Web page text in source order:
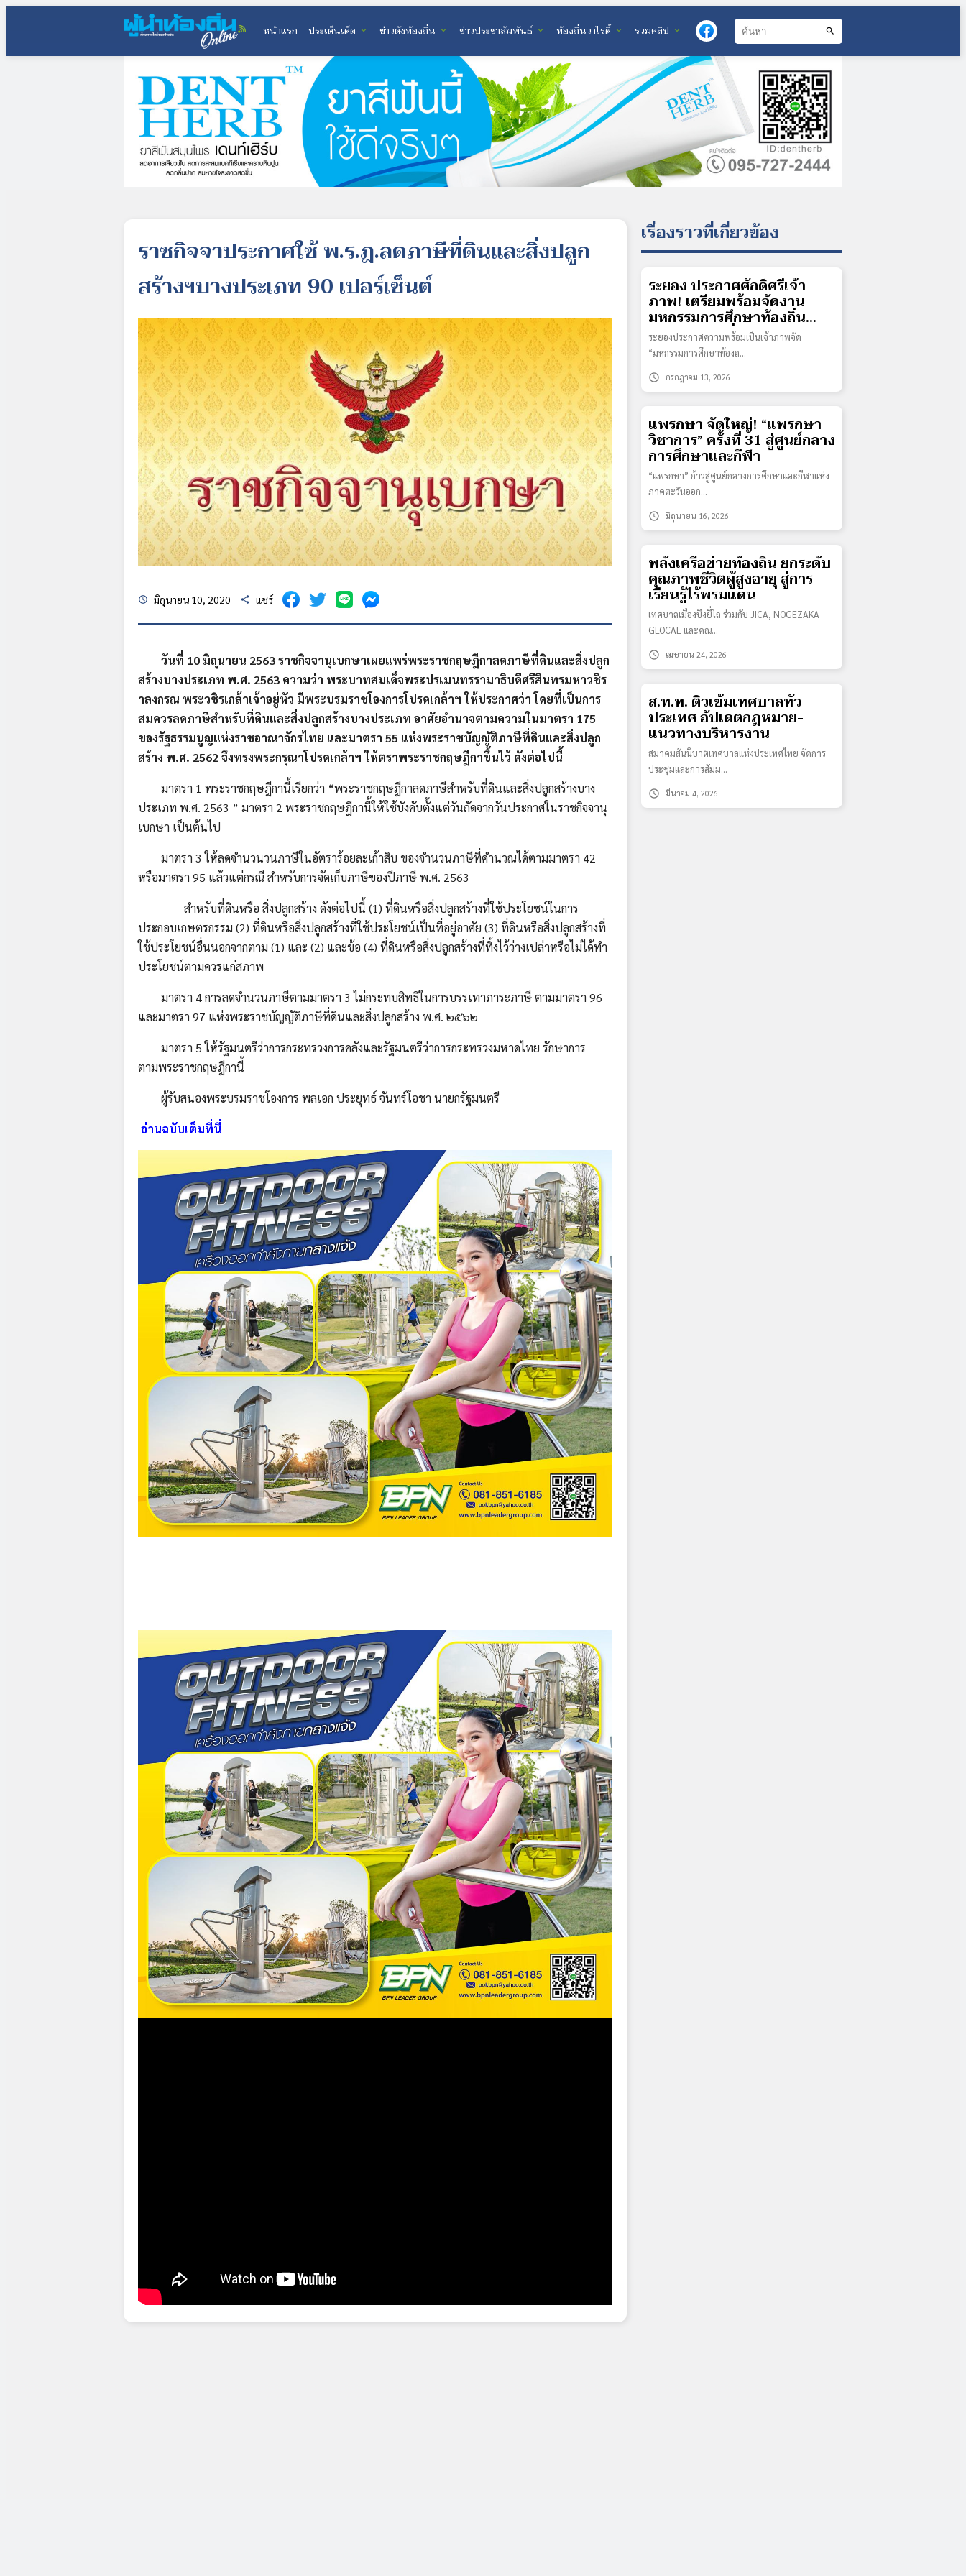
หน้าแรก ประเด็นเด็ด expand_more ข่าวดังท้องถิ่น expand_more ข่าวประชาสัมพันธ์ expand_more ท้องถิ่นวาไรตี้ expand_more รวมคลิป expand_more search
ราชกิจจาประกาศใช้ พ.ร.ฎ.ลดภาษีที่ดินและสิ่งปลูก
สร้างฯบางประเภท 90 เปอร์เซ็นต์
schedule มิถุนายน 10, 2020 share แชร์
วันที่ 10 มิถุนายน 2563 ราชกิจจานุเบกษาเผยแพร่พระราชกฤษฎีกาลดภาษีที่ดินและสิ่งปลูก
สร้างบางประเภท พ.ศ. 2563 ความว่า พระบาทสมเด็จพระปรเมนทรรามาธิบดีศรีสินทรมหาวชิร
าลงกรณ พระวชิรเกล้าเจ้าอยู่หัว มีพระบรมราชโองการโปรดเกล้าฯ ให้ประกาศว่า โดยที่เป็นการ
สมควรลดภาษีสำหรับที่ดินและสิ่งปลูกสร้างบางประเภท อาศัยอำนาจตามความในมาตรา 175
ของรัฐธรรมนูญแห่งราชอาณาจักรไทย และมาตรา 55 แห่งพระราชบัญญัติภาษีที่ดินและสิ่งปลูก
สร้าง พ.ศ. 2562 จึงทรงพระกรุณาโปรดเกล้าฯ ให้ตราพระราชกฤษฎีกาขึ้นไว้ ดังต่อไปนี้
มาตรา 1 พระราชกฤษฎีกานี้เรียกว่า “พระราชกฤษฎีกาลดภาษีสำหรับที่ดินและสิ่งปลูกสร้างบาง
ประเภท พ.ศ. 2563 ” มาตรา 2 พระราชกฤษฎีกานี้ให้ใช้บังคับตั้งแต่วันถัดจากวันประกาศในราชกิจจานุ
เบกษา เป็นต้นไป
มาตรา 3 ให้ลดจำนวนวนภาษีในอัตราร้อยละเก้าสิบ ของจำนวนภาษีที่คำนวณได้ตามมาตรา 42
หรือมาตรา 95 แล้วแต่กรณี สำหรับการจัดเก็บภาษีของปีภาษี พ.ศ. 2563
สำหรับที่ดินหรือ สิ่งปลูกสร้าง ดังต่อไปนี้ (1) ที่ดินหรือสิ่งปลูกสร้างที่ใช้ประโยชน์ในการ
ประกอบเกษตรกรรม (2) ที่ดินหรือสิ่งปลูกสร้างที่ใช้ประโยชน์เป็นที่อยู่อาศัย (3) ที่ดินหรือสิ่งปลูกสร้างที่
ใช้ประโยชน์อื่นนอกจากตาม (1) และ (2) และข้อ (4) ที่ดินหรือสิ่งปลูกสร้างที่ทิ้งไว้ว่างเปล่าหรือไม่ได้ทำ
ประโยชน์ตามควรแก่สภาพ
มาตรา 4 การลดจำนวนภาษีตามมาตรา 3 ไม่กระทบสิทธิในการบรรเทาภาระภาษี ตามมาตรา 96
และมาตรา 97 แห่งพระราชบัญญัติภาษีที่ดินและสิ่งปลูกสร้าง พ.ศ. ๒๕๖๒
มาตรา 5 ให้รัฐมนตรีว่าการกระทรวงการคลังและรัฐมนตรีว่าการกระทรวงมหาดไทย รักษาการ
ตามพระราชกฤษฎีกานี้
ผู้รับสนองพระบรมราชโองการ พลเอก ประยุทธ์ จันทร์โอชา นายกรัฐมนตรี
อ่านฉบับเต็มที่นี่
เรื่องราวที่เกี่ยวข้อง
ระยอง ประกาศศักดิ์ศรีเจ้า
ภาพ! เตรียมพร้อมจัดงาน
มหกรรมการศึกษาท้องถิ่น
ระดับชาติสุดยิ่งใหญ่
ระยองประกาศความพร้อมเป็นเจ้าภาพจัด
“มหกรรมการศึกษาท้องถ…
schedule กรกฎาคม 13, 2026
แพรกษา จัดใหญ่! “แพรกษา
วิชาการ” ครั้งที่ 31 สู่ศูนย์กลาง
การศึกษาและกีฬา
“แพรกษา” ก้าวสู่ศูนย์กลางการศึกษาและกีฬาแห่ง
ภาคตะวันออก…
schedule มิถุนายน 16, 2026
พลังเครือข่ายท้องถิ่น ยกระดับ
คุณภาพชีวิตผู้สูงอายุ สู่การ
เรียนรู้ไร้พรมแดน
เทศบาลเมืองบึงยี่โถ ร่วมกับ JICA, NOGEZAKA
GLOCAL และคณ…
schedule เมษายน 24, 2026
ส.ท.ท. ติวเข้มเทศบาลทั่ว
ประเทศ อัปเดตกฎหมาย-
แนวทางบริหารงาน
สมาคมสันนิบาตเทศบาลแห่งประเทศไทย จัดการ
ประชุมและการสัมม…
schedule มีนาคม 4, 2026